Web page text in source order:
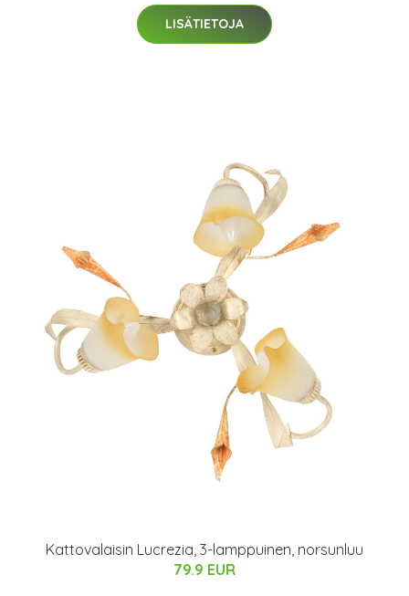
LISÄTIETOJA
Kattovalaisin Lucrezia, 3-lamppuinen, norsunluu
79.9 EUR